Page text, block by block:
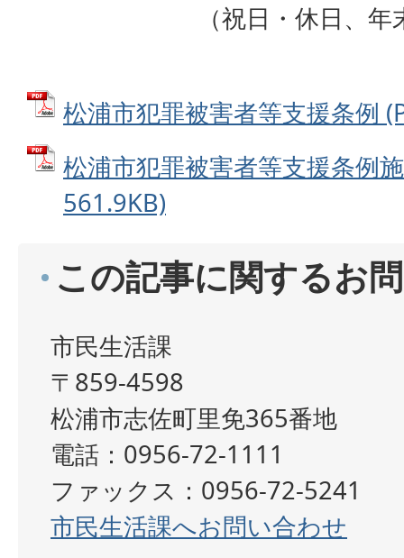
（祝日・休日、年末年
松浦市犯罪被害者等支援条例
松浦市犯罪被害者等支援条例
561.9KB)
この記事に関するお
市民生活課
〒859-4598
松浦市志佐町里免365番地
電話：0956-72-1111
ファックス：0956-72-5241
市民生活課へお問い合わせ